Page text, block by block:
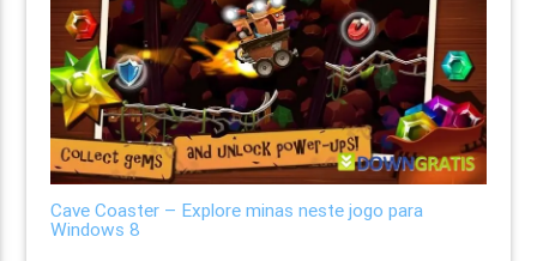
Cave Coaster – Explore minas neste jogo para
Windows 8